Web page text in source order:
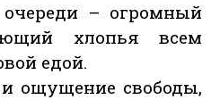
– огромный
хлопья всем
едой.
ощущение свободы,